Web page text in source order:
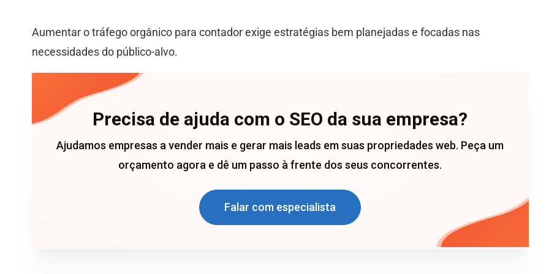
Aumentar o tráfego orgânico para contador exige estratégias bem planejadas e focadas nas
necessidades do público-alvo.
Precisa de ajuda com o SEO da sua empresa?
Ajudamos empresas a vender mais e gerar mais leads em suas propriedades web. Peça um
orçamento agora e dê um passo à frente dos seus concorrentes.
Falar com especialista